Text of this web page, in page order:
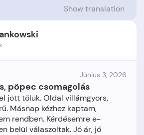
Show translation
Június 3, 2026
pöpec csomagolás
jött tőlük. Oldal villámgyors,
Másnap kézhez kaptam,
rendben. Kérdésemre e-
belül válaszoltak. Jó ár, jó